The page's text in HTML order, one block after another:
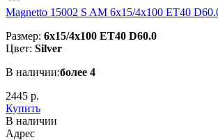
Magnetto 15002 S AM 6x15/4x100 ET40
Размер: 6x15/4x100 ET40 D60.0
Цвет: Silver
В наличии:более 4
2445 р.
Купить
В наличии
Aдрес